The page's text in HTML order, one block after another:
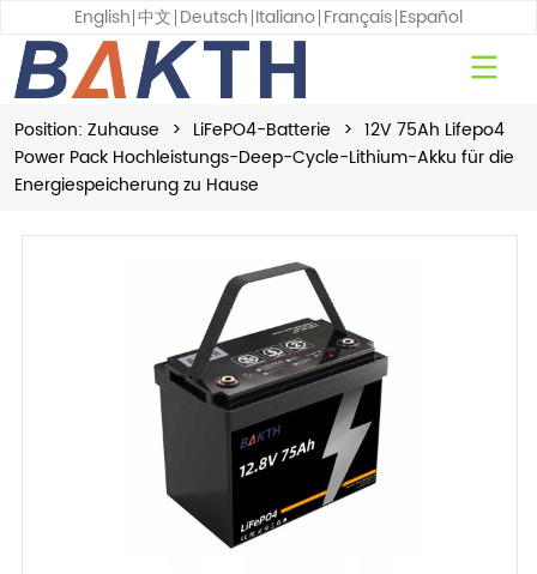
English 中文 Deutsch Italiano Français Español
Position: Zuhause > LiFePO4-Batterie > 12V 75Ah Lifepo4
Power Pack Hochleistungs-Deep-Cycle-Lithium-Akku für die
Energiespeicherung zu Hause